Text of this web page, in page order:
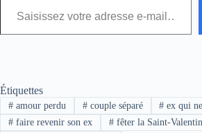
Étiquettes
#amour perdu #couple séparé # ex qui
#faire revenir son ex #fêter la Saint-